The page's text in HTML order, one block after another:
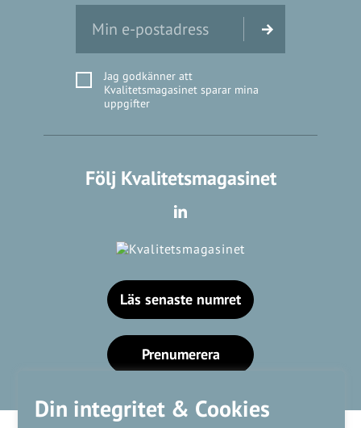
Din integritet & Cookies
Jag godkänner att
Kvalitetsmagasinet sparar mina
uppgifter
Följ Kvalitetsmagasinet
Läs senaste numret
Prenumerera